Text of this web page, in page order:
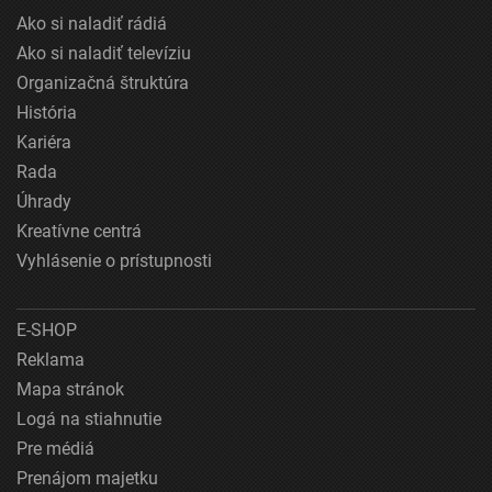
Ako si naladiť rádiá
Ako si naladiť televíziu
Organizačná štruktúra
História
Kariéra
Rada
Úhrady
Kreatívne centrá
Vyhlásenie o prístupnosti
E-SHOP
Reklama
Mapa stránok
Logá na stiahnutie
Pre médiá
Prenájom majetku